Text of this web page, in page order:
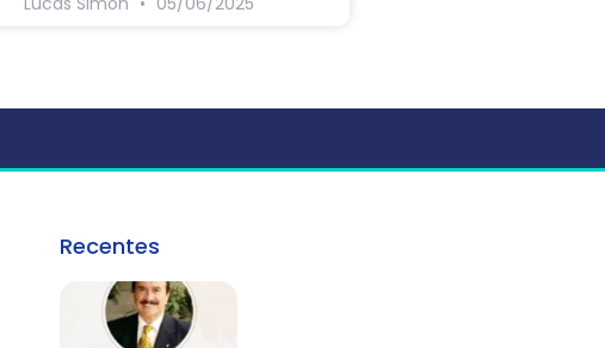
Recentes